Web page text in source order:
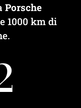
Porsche
1000 km di